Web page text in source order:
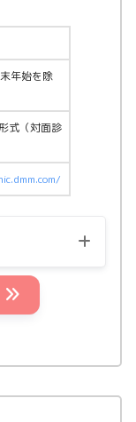
年始を除
式（対面診
の料金（税